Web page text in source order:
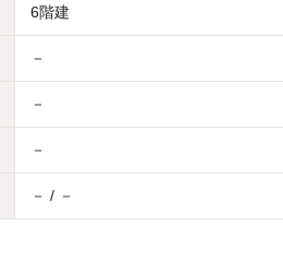
6階建
－
－
－
－ / －